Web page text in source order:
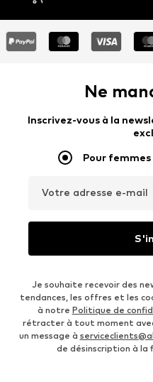
Ne
Inscrivez-vous à la
Pour femmes
Votre adresse e-mail
Je souhaite recevoir des
tendances, les offres et les
à notre Politique de
rétracter à tout moment
un message à
de désinscription à la